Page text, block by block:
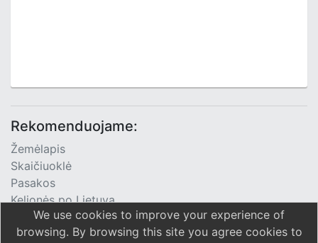
Rekomenduojame:
Žemėlapis
Skaičiuoklė
Pasakos
Kelionės po Lietuvą
TV Programa
We use cookies to improve your experience of
browsing. By browsing this site you agree cookies to